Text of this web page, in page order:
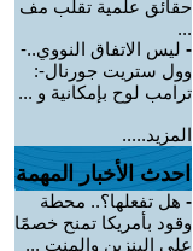
حقائق علمية تقلب مف
...
- ليس الاتفاق النووي..-
وول ستريت جورنال-:
ترامب لوح بإمكانية و ...
المزيد.....
احدث الأخبار المهمة
- هل تفعلها؟.. محطة
وقود بأمريكا تمنح خصمًا
على البنزين والمنت ...